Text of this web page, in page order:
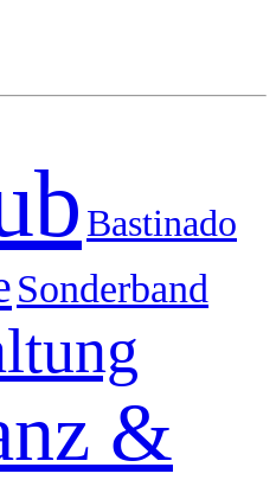
Bastinado
Sonderband
&